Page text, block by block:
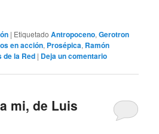
| Etiquetado Antropoceno,Gerotron
en acción, Prosépica, Ramón
de la Red | Deja un comentario
mi, de Luis